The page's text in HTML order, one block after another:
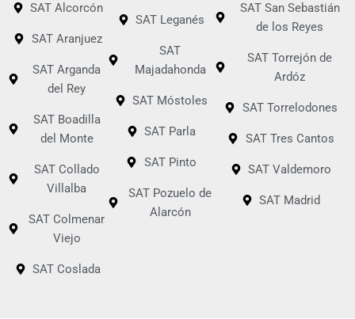
SAT Alcorcón
SAT Aranjuez
SAT Arganda
del Rey
SAT Boadilla
del Monte
SAT Collado
Villalba
SAT Colmenar
Viejo
SAT Coslada
SAT Leganés
SAT
Majadahonda
SAT Móstoles
SAT Parla
SAT Pinto
SAT Pozuelo de
Alarcón
SAT San Sebastián
de los Reyes
SAT Torrejón de
Ardóz
SAT Torrelodones
SAT Tres Cantos
SAT Valdemoro
SAT Madrid